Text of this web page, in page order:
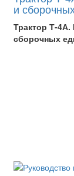
и
Трактор Т-4А.
сборочных